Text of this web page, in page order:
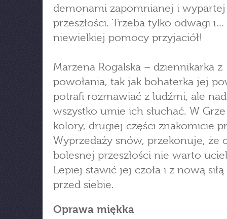
demonami zapomnianej i wypartej
przeszłości. Trzeba tylko odwagi i…
niewielkiej pomocy przyjaciół!
Marzena Rogalska – dziennikarka z
powołania, tak jak bohaterka jej
potrafi rozmawiać z ludźmi, ale
wszystko umie ich słuchać. W
kolory, drugiej części znakomicie
Wyprzedaży snów, przekonuje, że
bolesnej przeszłości nie warto
Lepiej stawić jej czoła i z nową
przed siebie.
Oprawa miękka